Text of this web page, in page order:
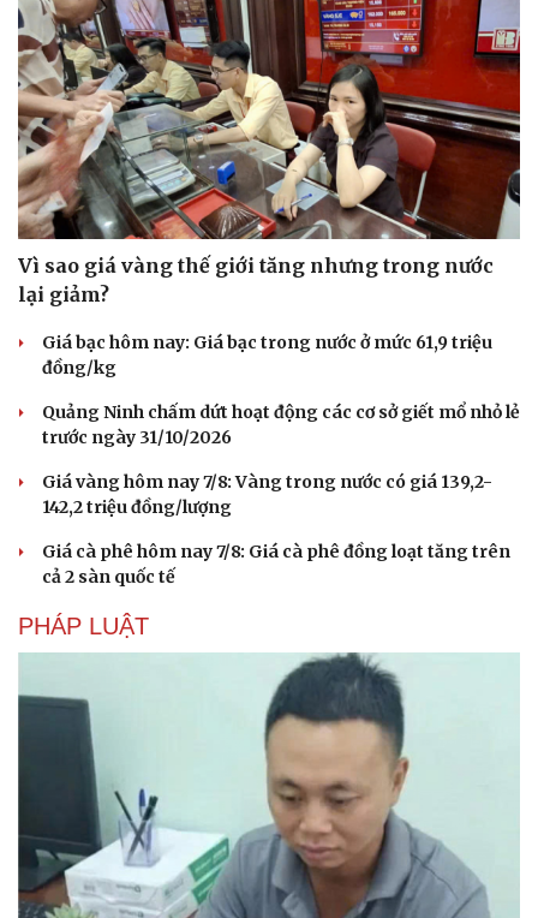
Du lịch
Săn Tour
check-in
Podcast
Đọc truyện đêm khuya
Hạt giống tâm hồn
Vì sao giá vàng thế giới tăng nhưng trong nước
lại giảm?
Giá bạc hôm nay: Giá bạc trong nước ở mức 61,9 triệu
đồng/kg
Quảng Ninh chấm dứt hoạt động các cơ sở giết mổ nhỏ lẻ
trước ngày 31/10/2026
Giá vàng hôm nay 7/8: Vàng trong nước có giá 139,2-
142,2 triệu đồng/lượng
Giá cà phê hôm nay 7/8: Giá cà phê đồng loạt tăng trên
cả 2 sàn quốc tế
PHÁP LUẬT